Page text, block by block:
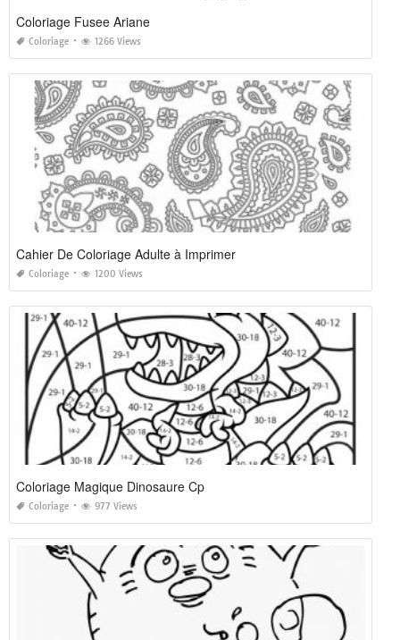
Coloriage Fusee Ariane
Coloriage 1266 Views
Cahier De Coloriage Adulte à Imprimer
Coloriage 1200 Views
Coloriage Magique Dinosaure Cp
Coloriage 977 Views